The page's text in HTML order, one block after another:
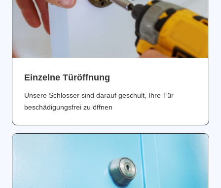
Einzelne Türöffnung
Unsere Schlosser sind darauf geschult, Ihre Tür
beschädigungsfrei zu öffnen